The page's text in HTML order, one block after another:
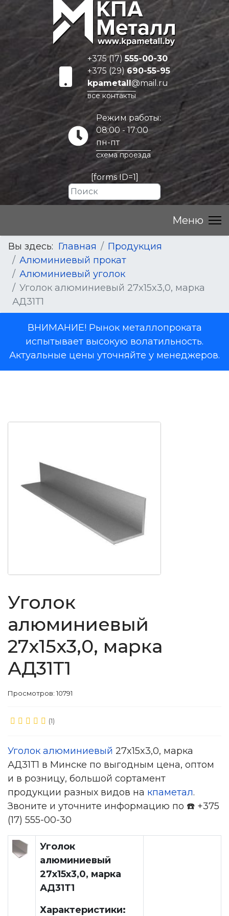
+375 (17)555-00-30
+375 (29) 690-55-95
kpametall@mail.ru
все контакты
Режим работы:
08:00 - 17:00
пн-пт
схема проезда
[forms ID=1]
Вы здесь: Главная
Продукция
Алюминиевый прокат
Алюминиевый уголок
Уголок алюминиевый 27x15x3,0, марка
АД31Т1
ВНИМАНИЕ! Рынок металлопроката
испытывает высокую волатильность.
Актуальные цены уточняйте у менеджеров.
Уголок
алюминиевый
27x15x3,0, марка
АД31Т1
Просмотров: 10791
(1)
Уголок алюминиевый 27x15x3,0, марка
АД31Т1 в Минске по выгодным цена, оптом
и в розницу, большой сортамент
продукции разных видов на кпаметал.
Звоните и уточните информацию по ☎️ +375
(17) 555-00-30
Уголок
алюминиевый
27x15x3,0, марка
АД31Т1
Характеристики: